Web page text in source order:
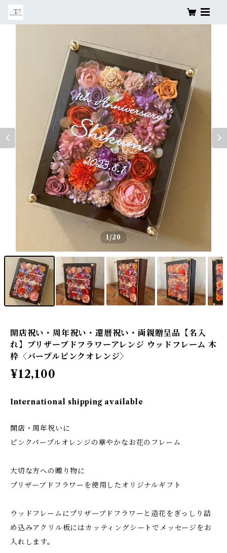
1/20
開店祝い・周年祝い・還暦祝い・両親贈呈品【名入
れ】プリザーブドフラワーアレンジ ウッドフレーム 木
枠〈パープルピンクオレンジ〉
¥12,100
International shipping available
開店・周年祝いに
ピンクパープルオレンジの華やかなお花のフレーム
大切な方への贈り物に
プリザーブドフラワーを使用したオリジナルギフト
ウッドフレームにプリザーブドフラワーと造花をぎっしり詰
め込みアクリル板にはカッティングシートでメッセージをお
入れします。